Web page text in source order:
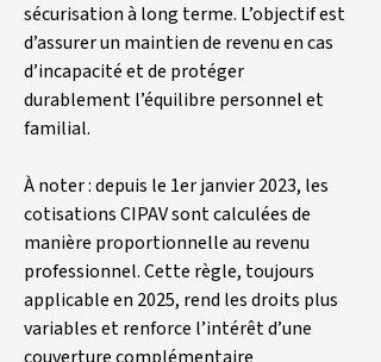
sécurisation à long terme. L’objectif est
d’assurer un maintien de revenu en cas
d’incapacité et de protéger
durablement l’équilibre personnel et
familial.
À noter : depuis le 1er janvier 2023, les
cotisations CIPAV sont calculées de
manière proportionnelle au revenu
professionnel. Cette règle, toujours
applicable en 2025, rend les droits plus
variables et renforce l’intérêt d’une